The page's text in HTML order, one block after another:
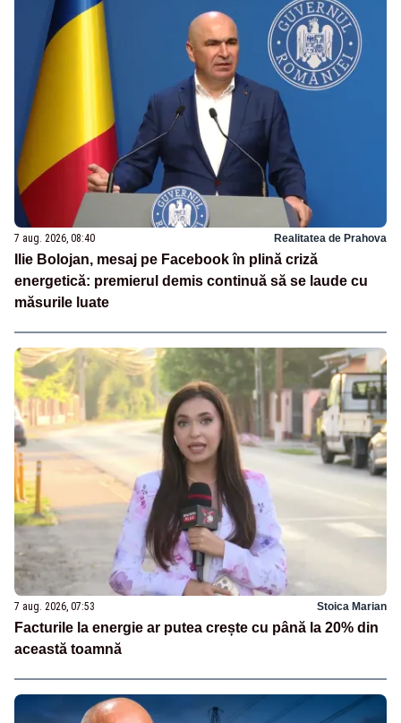
7 aug. 2026, 08:40 Realitatea de Prahova
Ilie Bolojan, mesaj pe Facebook în plină criză
energetică: premierul demis continuă să se laude cu
măsurile luate
7 aug. 2026, 07:53 Stoica Marian
Facturile la energie ar putea crește cu până la 20% din
această toamnă